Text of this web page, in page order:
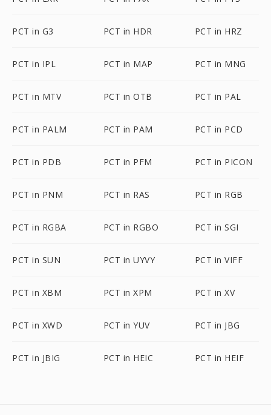
PCT in G3 PCT in HDR PCT in HRZ
PCT in IPL PCT in MAP PCT in MNG
PCT in MTV PCT in OTB PCT in PAL
PCT in PALM PCT in PAM PCT in PCD
PCT in PDB PCT in PFM PCT in PICON
PCT in PNM PCT in RAS PCT in RGB
PCT in RGBA PCT in RGBO PCT in SGI
PCT in SUN PCT in UYVY PCT in VIFF
PCT in XBM PCT in XPM PCT in XV
PCT in XWD PCT in YUV PCT in JBG
PCT in JBIG PCT in HEIC PCT in HEIF